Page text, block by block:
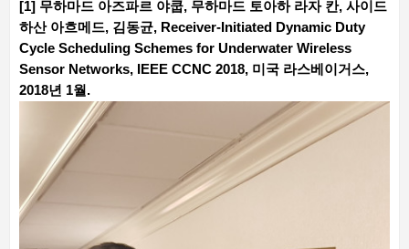
[1] 무하마드 아즈파르 야쿱, 무하마드 토아하 라자 칸, 사이드
하산 아흐메드, 김동균, Receiver-Initiated Dynamic Duty
Cycle Scheduling Schemes for Underwater Wireless
Sensor Networks, IEEE CCNC 2018, 미국 라스베이거스,
2018년 1월.